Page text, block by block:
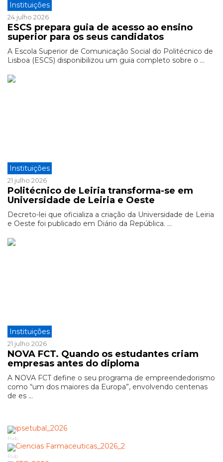
Instituições
24 julho 2026
ESCS prepara guia de acesso ao ensino
superior para os seus candidatos
A Escola Superior de Comunicação Social do Politécnico de
Lisboa (ESCS) disponibilizou um guia completo sobre o ...
Instituições
21 julho 2026
Politécnico de Leiria transforma-se em
Universidade de Leiria e Oeste
Decreto-lei que oficializa a criação da Universidade de Leiria
e Oeste foi publicado em Diário da República. ...
Instituições
21 julho 2026
NOVA FCT. Quando os estudantes criam
empresas antes do diploma
A NOVA FCT define o seu programa de empreendedorismo
como “um dos maiores da Europa”, envolvendo centenas
de es ...
Pub
Pub